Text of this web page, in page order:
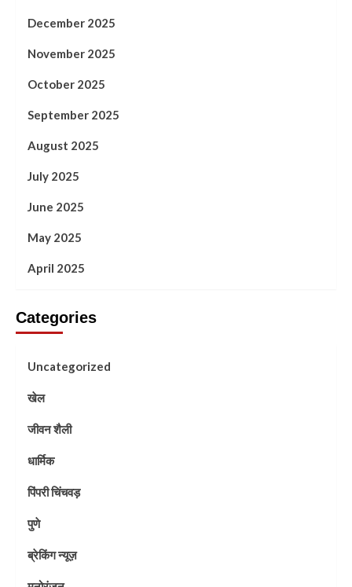
December 2025
November 2025
October 2025
September 2025
August 2025
July 2025
June 2025
May 2025
April 2025
Categories
Uncategorized
खेल
जीवन शैली
धार्मिक
पिंपरी चिंचवड़
पुणे
ब्रेकिंग न्यूज़